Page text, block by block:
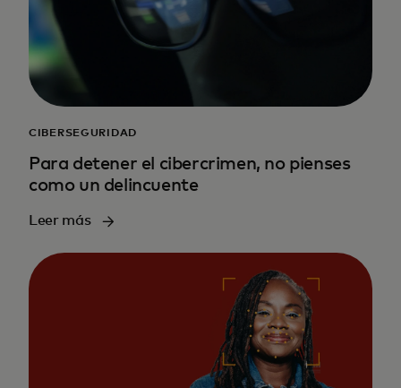
CIBERSEGURIDAD
Para detener el cibercrimen, no pienses
como un delincuente
Leer más